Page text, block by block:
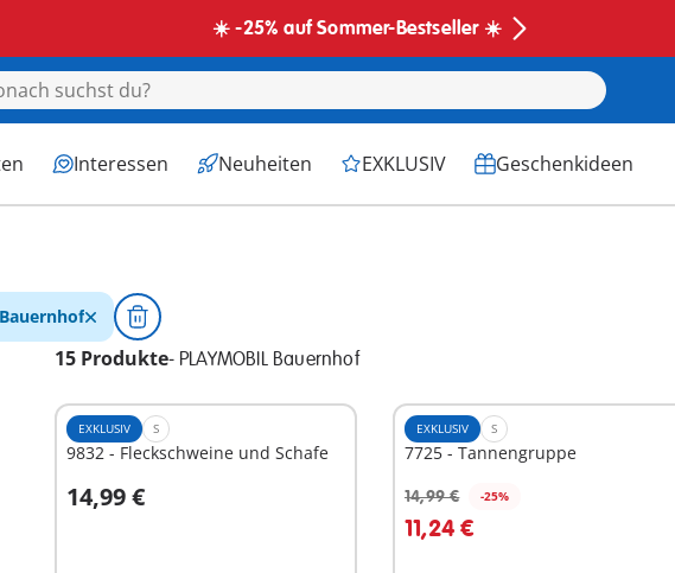
☀️ -25% auf Sommer-Bestseller ☀️
Interessen Neuheiten EXKLUSIV Geschenkideen
15 Produkte- PLAYMOBIL Bauernhof
EXKLUSIV S
9832 - Fleckschweine und Schafe
14,99 €
In den Warenkorb
EXKLUSIV S
7725 - Tannengruppe
14,99 € -25%
11,24 €